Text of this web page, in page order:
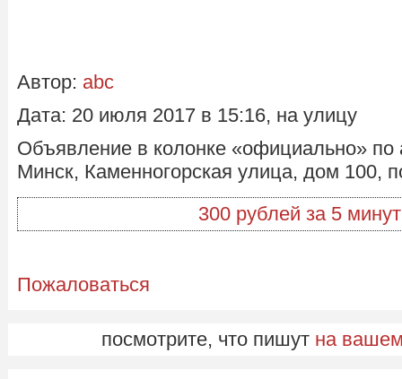
Автор: abc
Дата: 20 июля 2017 в 15:16, на улицу
Объявление в колонке «официально» по
Минск, Каменногорская улица, дом 100,
300 рублей за 5 минут
Пожаловаться
посмотрите, что пишут на